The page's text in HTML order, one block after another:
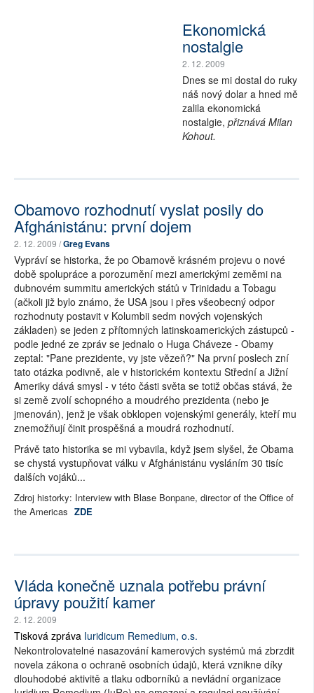
Ekonomická
nostalgie
2. 12. 2009
Dnes se mi dostal do ruky
náš nový dolar a hned mě
zalila ekonomická
nostalgie, přiznává Milan
Kohout.
Obamovo rozhodnutí vyslat posily do
Afghánistánu: první dojem
2. 12. 2009 /Greg Evans
Vypráví se historka, že po Obamově krásném projevu o nové
době spolupráce a porozumění mezi americkými zeměmi na
dubnovém summitu amerických států v Trinidadu a Tobagu
(ačkoli již bylo známo, že USA jsou i přes všeobecný odpor
rozhodnuty postavit v Kolumbii sedm nových vojenských
základen) se jeden z přítomných latinskoamerických zástupců -
podle jedné ze zpráv se jednalo o Huga Cháveze - Obamy
zeptal: "Pane prezidente, vy jste vězeň?" Na první poslech zní
tato otázka podivně, ale v historickém kontextu Střední a Jižní
Ameriky dává smysl - v této části světa se totiž občas stává, že
si země zvolí schopného a moudrého prezidenta (nebo je
jmenován), jenž je však obklopen vojenskými generály, kteří mu
znemožňují činit prospěšná a moudrá rozhodnutí.
Právě tato historika se mi vybavila, když jsem slyšel, že Obama
se chystá vystupňovat válku v Afghánistánu vysláním 30 tisíc
dalších vojáků...
Zdroj historky: Interview with Blase Bonpane, director of the Office of
the Americas ZDE
Vláda konečně uznala potřebu právní
úpravy použití kamer
2. 12. 2009
Tisková zpráva Iuridicum Remedium, o.s.
Nekontrolovatelné nasazování kamerových systémů má zbrzdit
novela zákona o ochraně osobních údajů, která vznikne díky
dlouhodobé aktivitě a tlaku odborníků a nevládní organizace